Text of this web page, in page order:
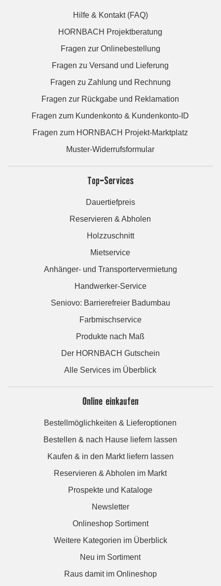
Hilfe & Kontakt (FAQ)
HORNBACH Projektberatung
Fragen zur Onlinebestellung
Fragen zu Versand und Lieferung
Fragen zu Zahlung und Rechnung
Fragen zur Rückgabe und Reklamation
Fragen zum Kundenkonto & Kundenkonto-ID
Fragen zum HORNBACH Projekt-Marktplatz
Muster-Widerrufsformular
Top-Services
Dauertiefpreis
Reservieren & Abholen
Holzzuschnitt
Mietservice
Anhänger- und Transportervermietung
Handwerker-Service
Seniovo: Barrierefreier Badumbau
Farbmischservice
Produkte nach Maß
Der HORNBACH Gutschein
Alle Services im Überblick
Online einkaufen
Bestellmöglichkeiten & Lieferoptionen
Bestellen & nach Hause liefern lassen
Kaufen & in den Markt liefern lassen
Reservieren & Abholen im Markt
Prospekte und Kataloge
Newsletter
Onlineshop Sortiment
Weitere Kategorien im Überblick
Neu im Sortiment
Raus damit im Onlineshop